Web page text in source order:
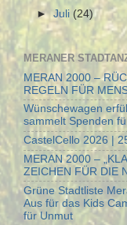
►Juli (24)
MERANER
MERAN 2000 –
REGELN FÜR
Wünschewagen
sammelt Spenden
CastelCello 2026 |
MERAN 2000 –
ZEICHEN FÜR DIE
Grüne Stadtliste
Aus für das Kids
für Unmut